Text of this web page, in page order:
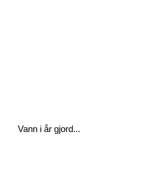
Vann i år gjord...